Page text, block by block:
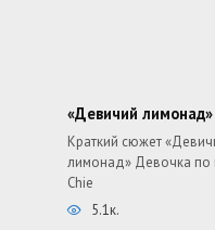
«Девичий лимонад»
Краткий сюжет
лимонад» Девочка по
Chie
5.1к.